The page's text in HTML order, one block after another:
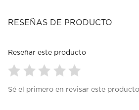
RESEÑAS DE PRODUCTO
Reseñar este producto
paraparaparaparapara
Sé el primero en revisar este producto